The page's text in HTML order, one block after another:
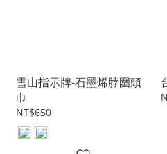
雪山指示牌-石墨烯脖圍頭
巾
NT$650